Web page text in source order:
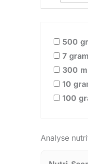
500
7
300
10
100
Analyse